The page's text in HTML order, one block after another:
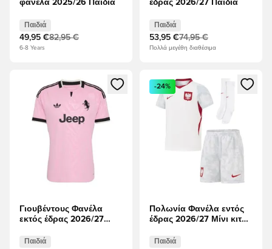
φανέλα 2025/26 Παιδιά
Παιδιά
49,95 €82,95 €
6-8 Years
έδρας 2026/27 Παιδιά
Παιδιά
53,95 €74,95 €
Πολλά μεγέθη διαθέσιμα
Ανοίγει ένα Modal για να συνδεθείτε ή να εγγραφείτε ως
Γιουβέντους Φανέλα
εκτός έδρας 2026/27
Παιδιά
Ανοίγει ένα Modal για να
-24%
Πολωνία Φανέλα εντός
έδρας 2026/27 Μίνι κιτ
Παιδιά